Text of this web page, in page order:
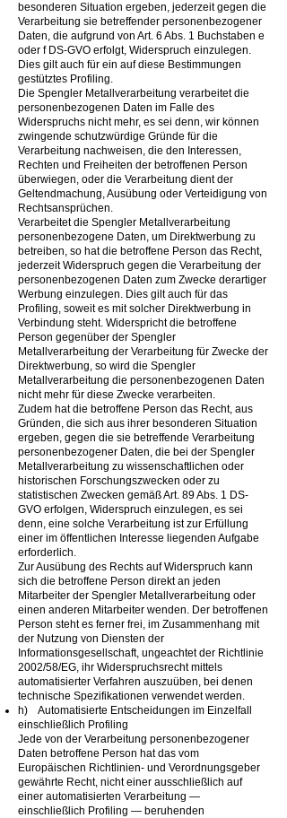
besonderen Situation ergeben, jederzeit gegen die
Verarbeitung sie betreffender personenbezogener
Daten, die aufgrund von Art. 6 Abs. 1 Buchstaben e
oder f DS-GVO erfolgt, Widerspruch einzulegen.
Dies gilt auch für ein auf diese Bestimmungen
gestütztes Profiling.
Die Spengler Metallverarbeitung verarbeitet die
personenbezogenen Daten im Falle des
Widerspruchs nicht mehr, es sei denn, wir können
zwingende schutzwürdige Gründe für die
Verarbeitung nachweisen, die den Interessen,
Rechten und Freiheiten der betroffenen Person
überwiegen, oder die Verarbeitung dient der
Geltendmachung, Ausübung oder Verteidigung von
Rechtsansprüchen.
Verarbeitet die Spengler Metallverarbeitung
personenbezogene Daten, um Direktwerbung zu
betreiben, so hat die betroffene Person das Recht,
jederzeit Widerspruch gegen die Verarbeitung der
personenbezogenen Daten zum Zwecke derartiger
Werbung einzulegen. Dies gilt auch für das
Profiling, soweit es mit solcher Direktwerbung in
Verbindung steht. Widerspricht die betroffene
Person gegenüber der Spengler
Metallverarbeitung der Verarbeitung für Zwecke der
Direktwerbung, so wird die Spengler
Metallverarbeitung die personenbezogenen Daten
nicht mehr für diese Zwecke verarbeiten.
Zudem hat die betroffene Person das Recht, aus
Gründen, die sich aus ihrer besonderen Situation
ergeben, gegen die sie betreffende Verarbeitung
personenbezogener Daten, die bei der Spengler
Metallverarbeitung zu wissenschaftlichen oder
historischen Forschungszwecken oder zu
statistischen Zwecken gemäß Art. 89 Abs. 1 DS-
GVO erfolgen, Widerspruch einzulegen, es sei
denn, eine solche Verarbeitung ist zur Erfüllung
einer im öffentlichen Interesse liegenden Aufgabe
erforderlich.
Zur Ausübung des Rechts auf Widerspruch kann
sich die betroffene Person direkt an jeden
Mitarbeiter der Spengler Metallverarbeitung oder
einen anderen Mitarbeiter wenden. Der betroffenen
Person steht es ferner frei, im Zusammenhang mit
der Nutzung von Diensten der
Informationsgesellschaft, ungeachtet der Richtlinie
2002/58/EG, ihr Widerspruchsrecht mittels
automatisierter Verfahren auszuüben, bei denen
technische Spezifikationen verwendet werden.
h) Automatisierte Entscheidungen im Einzelfall
einschließlich Profiling
Jede von der Verarbeitung personenbezogener
Daten betroffene Person hat das vom
Europäischen Richtlinien- und Verordnungsgeber
gewährte Recht, nicht einer ausschließlich auf
einer automatisierten Verarbeitung —
einschließlich Profiling — beruhenden